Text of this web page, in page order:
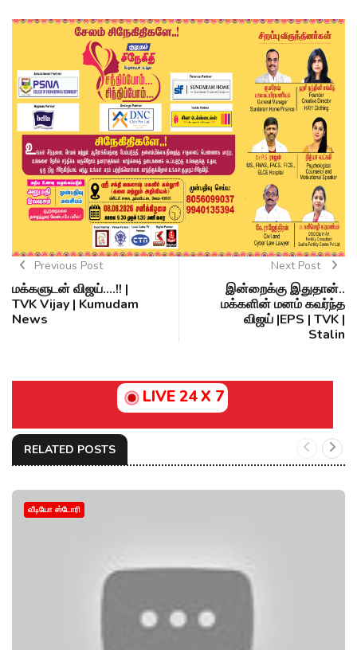
Previous Post
மக்களுடன் விஜய்....!! |
TVK Vijay | Kumudam
News
Next Post
இன்றைக்கு இதுதான்..
மக்களின் மனம் கவர்ந்த
விஜய் |EPS | TVK |
Stalin
LIVE 24 X 7
RELATED POSTS
வீடியோ ஸ்டோரி